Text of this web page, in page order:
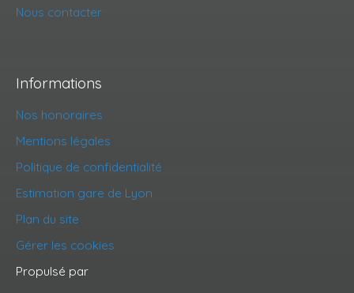
Nous contacter
Informations
Nos honoraires
Mentions légales
Politique de confidentialité
Estimation gare de Lyon
Plan du site
Gérer les cookies
Propulsé par